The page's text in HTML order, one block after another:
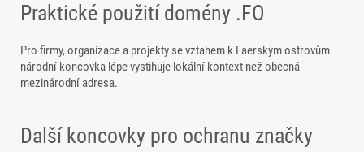
Praktické použití domény .FO
Pro firmy, organizace a projekty se vztahem k Faerským ostrovům
národní koncovka lépe vystihuje lokální kontext než obecná
mezinárodní adresa.
Další koncovky pro ochranu značky